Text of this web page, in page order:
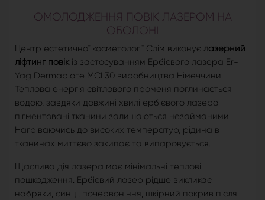
ОМОЛОДЖЕННЯ ПОВІК ЛАЗЕРОМ НА
ОБОЛОНІ
Центр естетичної косметології Слім виконує лазерний
ліфтинг повікіз застосуванням Ербієвого лазера Er-
Yag Dermablate MCL30 виробництва Німеччини.
Теплова енергія світлового променя поглинається
водою, завдяки довжині хвилі ербієвого лазера
пігментовані тканини залишаються незайманими.
Нагріваючись до високих температур, рідина в
тканинах миттєво закипає та випаровується.
Щаслива дія лазера має мінімальні теплові
пошкодження. Ербієвий лазер рідше викликає
набряки, синці, почервоніння, шкірний покрив після